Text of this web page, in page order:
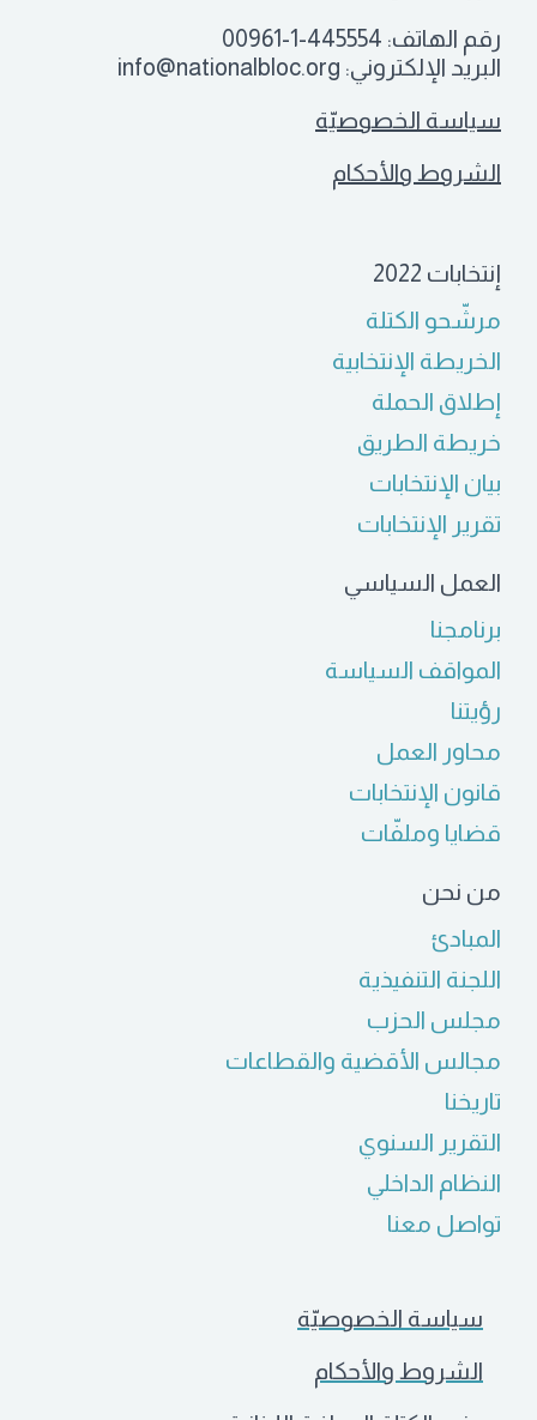
رقم الهاتف: 00961-1-445554
البريد الإلكتروني: info@nationalbloc.org
سياسة الخصوصيّة
الشروط والأحكام
إنتخابات 2022
مرشّحو الكتلة
الخريطة الإنتخابية
إطلاق الحملة
خريطة الطريق
بيان الإنتخابات
تقرير الإنتخابات
العمل السياسي
برنامجنا
المواقف السياسة
رؤيتنا
محاور العمل
قانون الإنتخابات
قضايا وملفّات
من نحن
المبادئ
اللجنة التنفيذية
مجلس الحزب
مجالس الأقضية والقطاعات
تاريخنا
التقرير السنوي
النظام الداخلي
تواصل معنا
سياسة الخصوصيّة
الشروط والأحكام